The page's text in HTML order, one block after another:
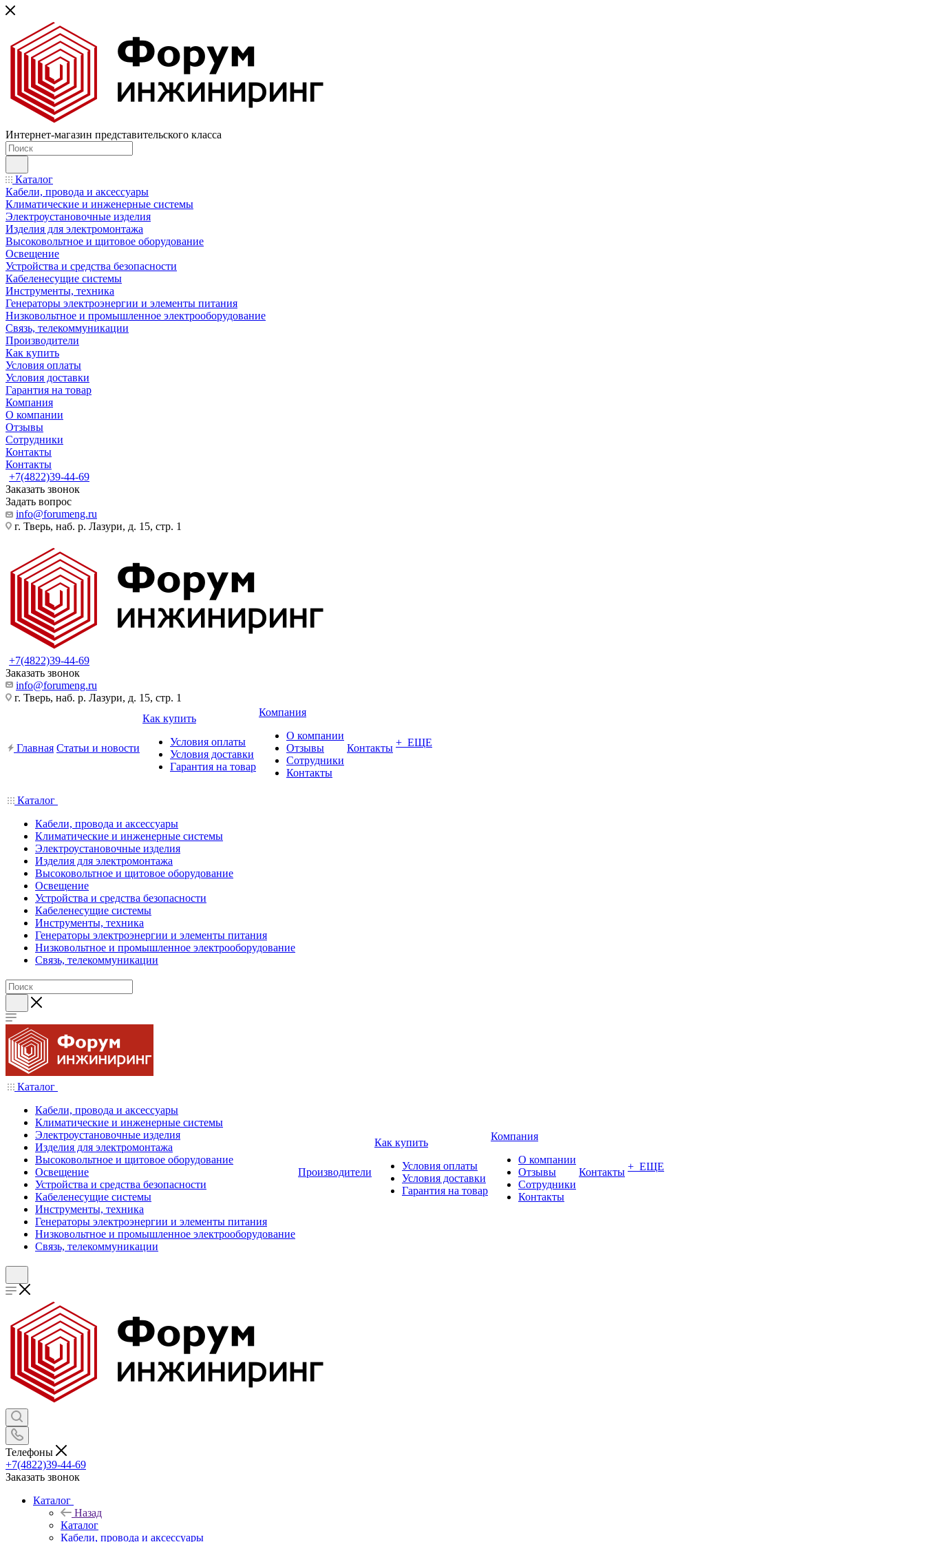
Интернет-магазин представительского класса
Каталог
Кабели, провода и аксессуары
Климатические и инженерные системы
Электроустановочные изделия
Изделия для электромонтажа
Высоковольтное и щитовое оборудование
Освещение
Устройства и средства безопасности
Кабеленесущие системы
Инструменты, техника
Генераторы электроэнергии и элементы питания
Низковольтное и промышленное электрооборудование
Связь, телекоммуникации
Производители
Как купить
Условия оплаты
Условия доставки
Гарантия на товар
Компания
О компании
Отзывы
Сотрудники
Контакты
Контакты
+7(4822)39-44-69
Заказать звонок
Задать вопрос
info@forumeng.ru
г. Тверь, наб. р. Лазури, д. 15, стр. 1
+7(4822)39-44-69
Заказать звонок
info@forumeng.ru
г. Тверь, наб. р. Лазури, д. 15, стр. 1
Главная Статьи и новости
Как купить
Условия оплаты
Условия доставки
Гарантия на товар
Компания
О компании
Отзывы
Сотрудники
Контакты
Контакты + ЕЩЕ
Каталог
Кабели, провода и аксессуары
Климатические и инженерные системы
Электроустановочные изделия
Изделия для электромонтажа
Высоковольтное и щитовое оборудование
Освещение
Устройства и средства безопасности
Кабеленесущие системы
Инструменты, техника
Генераторы электроэнергии и элементы питания
Низковольтное и промышленное электрооборудование
Связь, телекоммуникации
Каталог
Кабели, провода и аксессуары
Климатические и инженерные системы
Электроустановочные изделия
Изделия для электромонтажа
Высоковольтное и щитовое оборудование
Освещение
Устройства и средства безопасности
Кабеленесущие системы
Инструменты, техника
Генераторы электроэнергии и элементы питания
Низковольтное и промышленное электрооборудование
Связь, телекоммуникации
Производители
Как купить
Условия оплаты
Условия доставки
Гарантия на товар
Компания
О компании
Отзывы
Сотрудники
Контакты
Контакты + ЕЩЕ
Телефоны
+7(4822)39-44-69
Заказать звонок
Каталог
Назад
Каталог
Кабели, провода и аксессуары